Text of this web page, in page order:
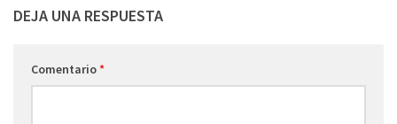
DEJA UNA RESPUESTA
Comentario*